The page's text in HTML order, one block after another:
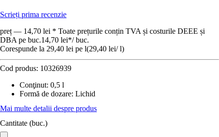
Scrieți prima recenzie
preț — 14,70 lei * Toate prețurile conțin TVA și costurile DEEE și
DBA pe buc.14,70 lei*/ buc.
Corespunde la 29,40 lei pe l(29,40 lei/ l)
Cod produs: 10326939
Conţinut: 0,5 l
Formă de dozare: Lichid
Mai multe detalii despre produs
Cantitate (buc.)